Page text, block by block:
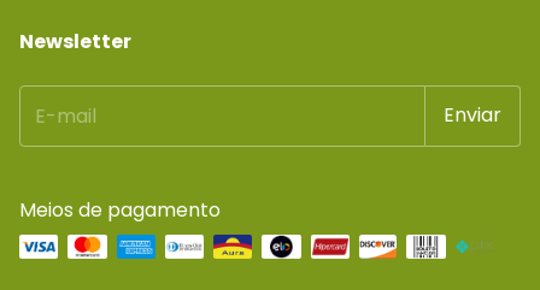
Newsletter
Meios de pagamento